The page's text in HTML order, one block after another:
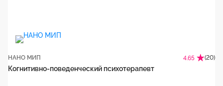
НАНО МИП 4.65 (20)
Когнитивно-поведенческий психотерапевт